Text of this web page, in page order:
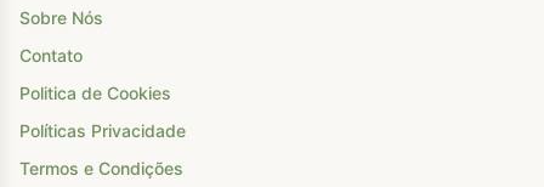
Sobre Nós
Contato
Politica de Cookies
Políticas Privacidade
Termos e Condições